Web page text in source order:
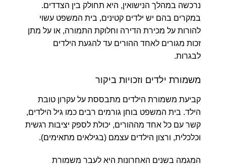
נרכשה במהלך הנישואין, היא תחולק בין הצדדים.
במקרים בהם יש ילדים קטינים, בית המשפט עשוי
להורות על מכירת הדירה וחלוקת התמורה, או על מתן
זכות מגורים לאחד ההורים עד להגעת הילדים
לבגרות.
משמורת ילדים וזכויות ביקור
קביעת משמורת הילדים מתבססת על עקרון טובת
הילד. בית המשפט בוחן גורמים רבים כמו גיל הילדים,
קשר עם כל אחד מההורים, יכולת לספק יציבות רגשית
וכלכלית, ורצון הילדים עצמם (בגילאים מתאימים).
המגמה בשנים האחרונות היא לעבר משמורת